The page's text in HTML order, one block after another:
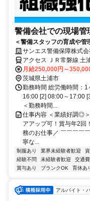
警備会社での現場管
＜警備スタッフの育成や
らでも高月収可能！研修あ
サンエス警備保障株式
アクセス ＪＲ常磐線 土
歩約84分、ＪＲ常磐線
★駅近で通勤ラクラク ◆
月給250,000円～
茨城県土浦市
勤務時間 総労働時間：
16:00 [2] 08:00～17:00
＜勤務時間...
仕事内容 ＜業績好調◎
アアップ可！賞与年2
務のお仕事／ ￣￣￣￣
寧な...
制服あり 業界未経験者歓迎
経験不問
未経験者歓迎 交通
賞与あり
ブランクOK 育休あ
アルバイト・